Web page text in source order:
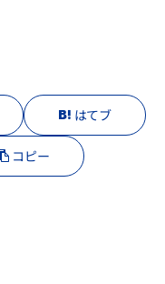
はてブ
コピー